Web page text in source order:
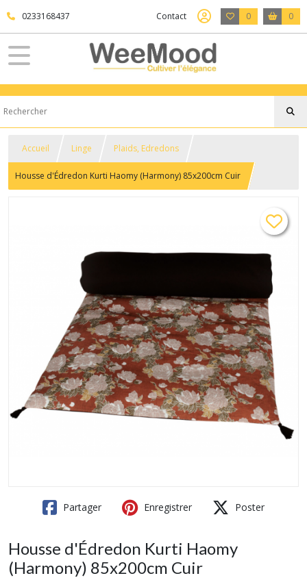
0233168437 Contact 0 0
Accueil Linge Plaids, Edredons
Housse d'Édredon Kurti Haomy (Harmony) 85x200cm Cuir
Partager Enregistrer Poster
Housse d'Édredon Kurti Haomy
(Harmony) 85x200cm Cuir